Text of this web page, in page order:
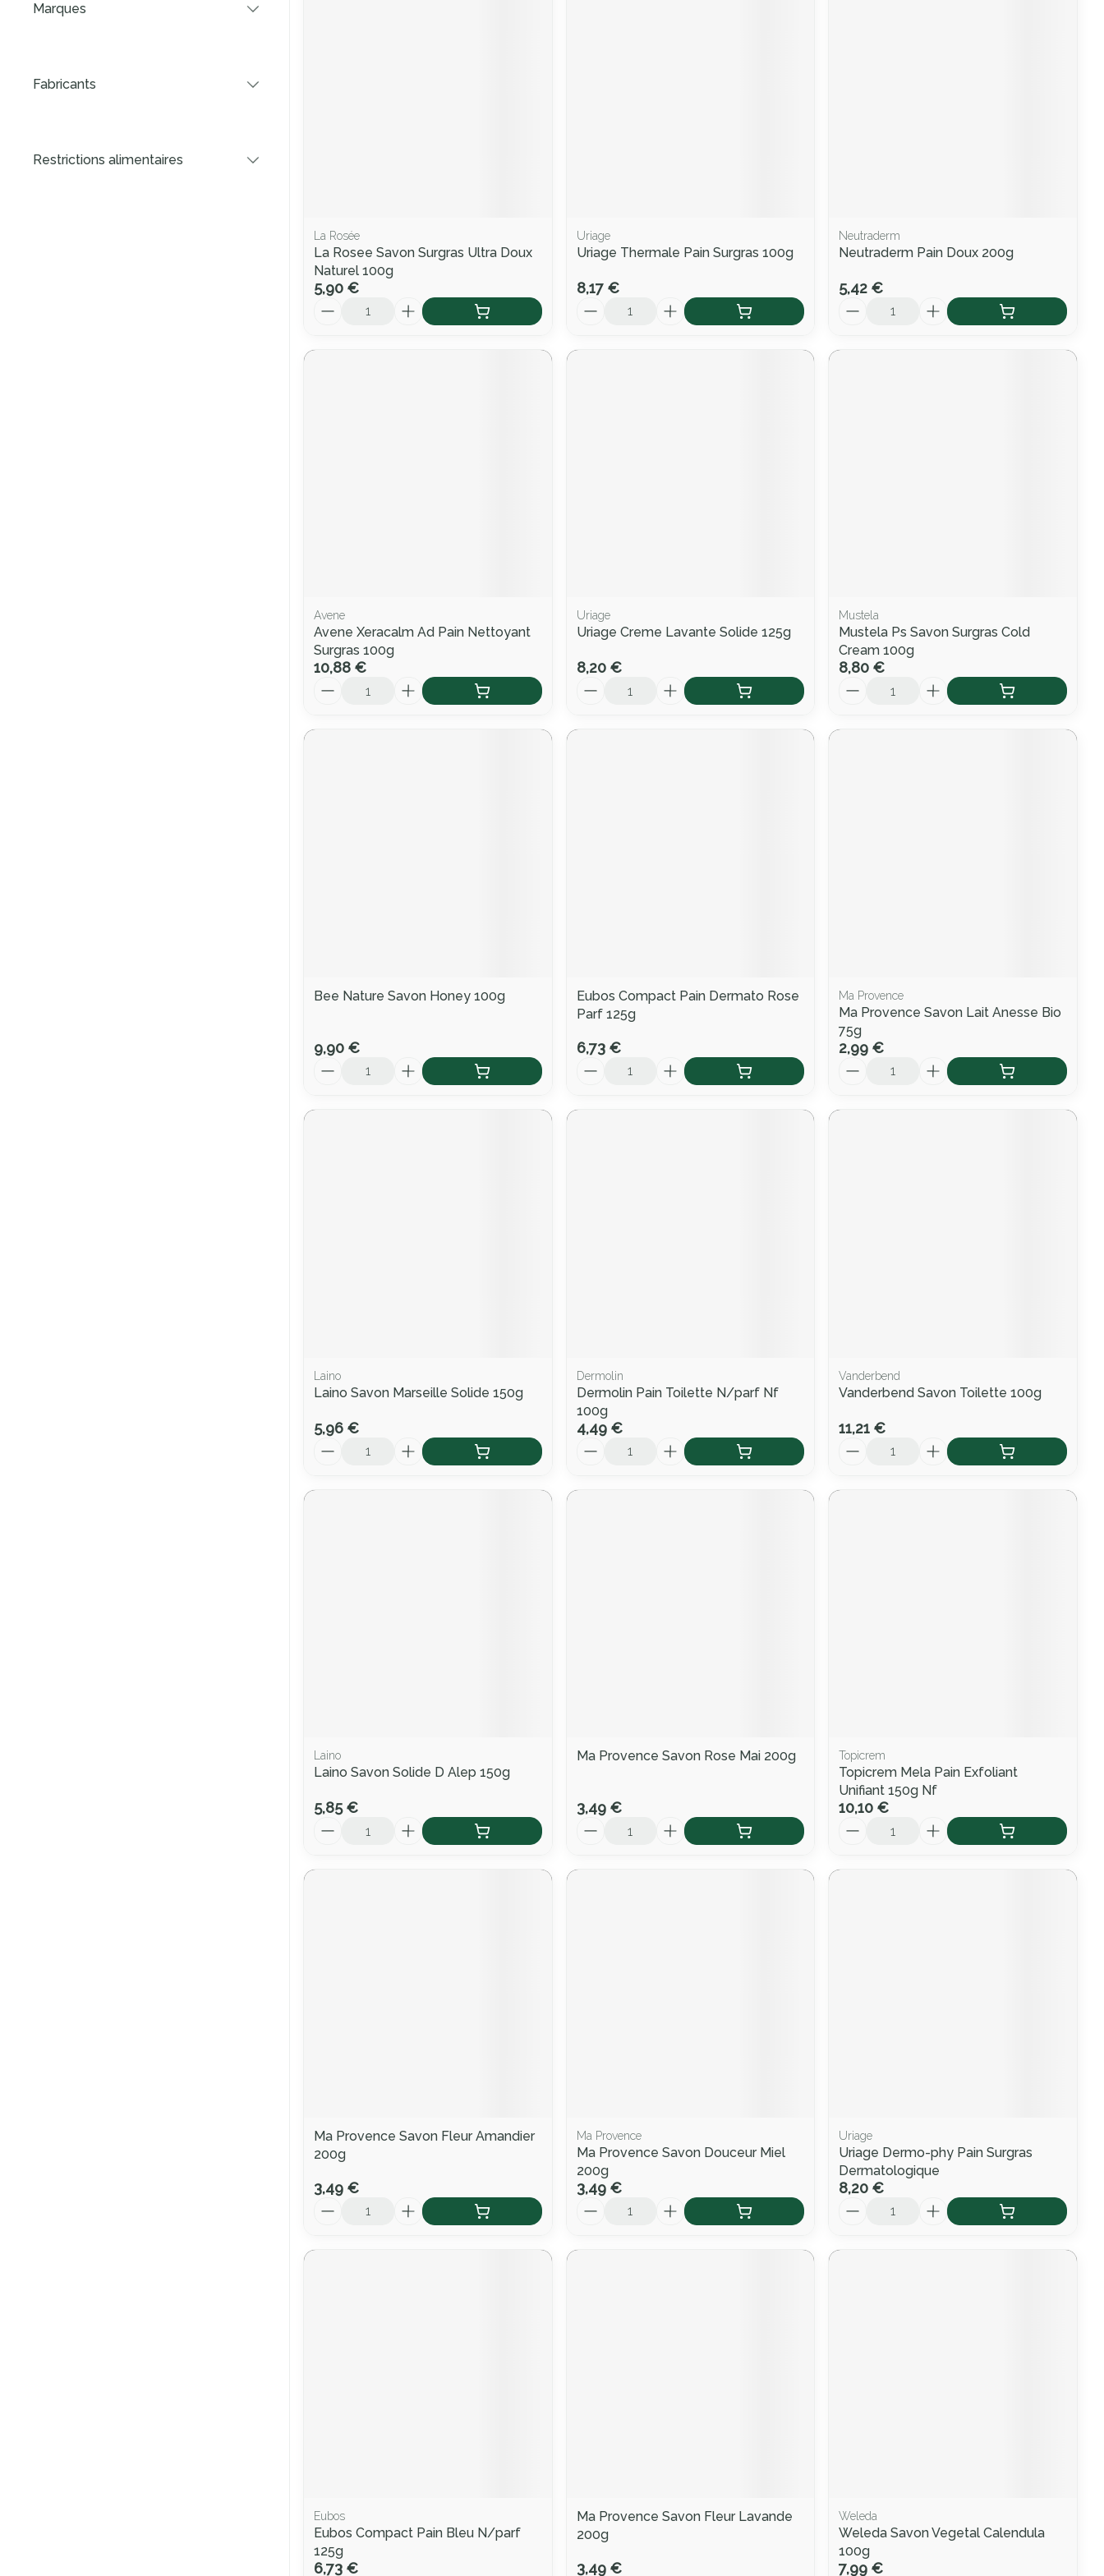
Marques
Fabricants
Restrictions alimentaires
La Rosée
La Rosee Savon Surgras Ultra Doux
Naturel 100g
5,90 €
Uriage
Uriage Thermale Pain Surgras 100g
8,17 €
Neutraderm
Neutraderm Pain Doux 200g
5,42 €
Avene
Avene Xeracalm Ad Pain Nettoyant
Surgras 100g
10,88 €
Uriage
Uriage Creme Lavante Solide 125g
8,20 €
Mustela
Mustela Ps Savon Surgras Cold
Cream 100g
8,80 €
Bee Nature Savon Honey 100g
9,90 €
Eubos Compact Pain Dermato Rose
Parf 125g
6,73 €
Ma Provence
Ma Provence Savon Lait Anesse Bio
75g
2,99 €
Laino
Laino Savon Marseille Solide 150g
5,96 €
Dermolin
Dermolin Pain Toilette N/parf Nf
100g
4,49 €
Vanderbend
Vanderbend Savon Toilette 100g
11,21 €
Laino
Laino Savon Solide D Alep 150g
5,85 €
Ma Provence Savon Rose Mai 200g
3,49 €
Topicrem
Topicrem Mela Pain Exfoliant
Unifiant 150g Nf
10,10 €
Ma Provence Savon Fleur Amandier
200g
3,49 €
Ma Provence
Ma Provence Savon Douceur Miel
200g
3,49 €
Uriage
Uriage Dermo-phy Pain Surgras
Dermatologique
8,20 €
Eubos
Eubos Compact Pain Bleu N/parf
125g
6,73 €
Ma Provence Savon Fleur Lavande
200g
3,49 €
Weleda
Weleda Savon Vegetal Calendula
100g
7,99 €